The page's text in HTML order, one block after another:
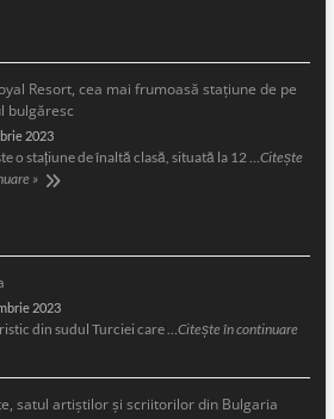
Resort, cea mai frumoasă staţiune de pe
bulgăresc
2023
o staţiune de înaltă clasă, situată la 12 … Citește
»
2023
din sudul Turciei care … Citește în continuare
satul artiştilor şi scriitorilor din Bulgaria